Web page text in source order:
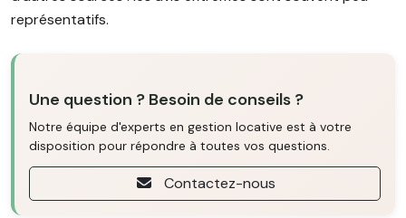
représentatifs.
Une question ? Besoin de conseils ?
Notre équipe d'experts en gestion locative est à votre
disposition pour répondre à toutes vos questions.
Contactez-nous